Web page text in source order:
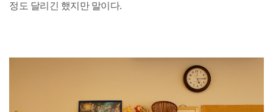
정도 달리긴 했지만 말이다.